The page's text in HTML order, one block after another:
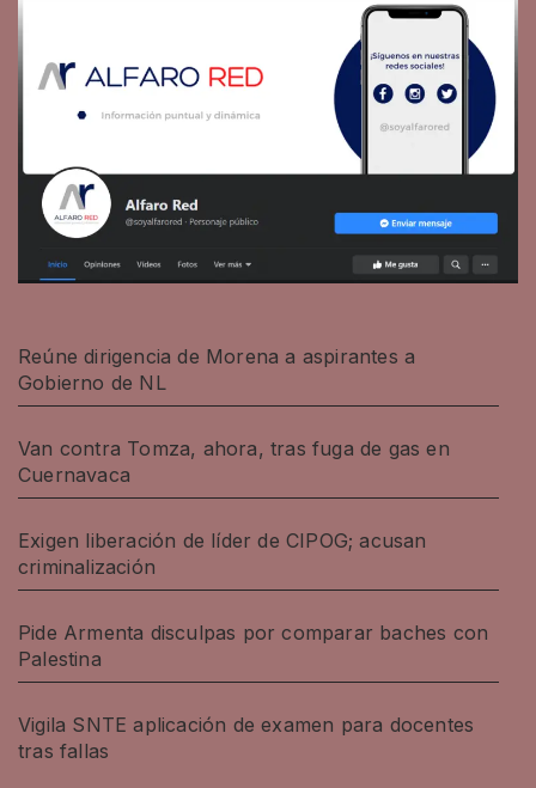
Reúne dirigencia de Morena a aspirantes a
Gobierno de NL
Van contra Tomza, ahora, tras fuga de gas en
Cuernavaca
Exigen liberación de líder de CIPOG; acusan
criminalización
Pide Armenta disculpas por comparar baches con
Palestina
Vigila SNTE aplicación de examen para docentes
tras fallas